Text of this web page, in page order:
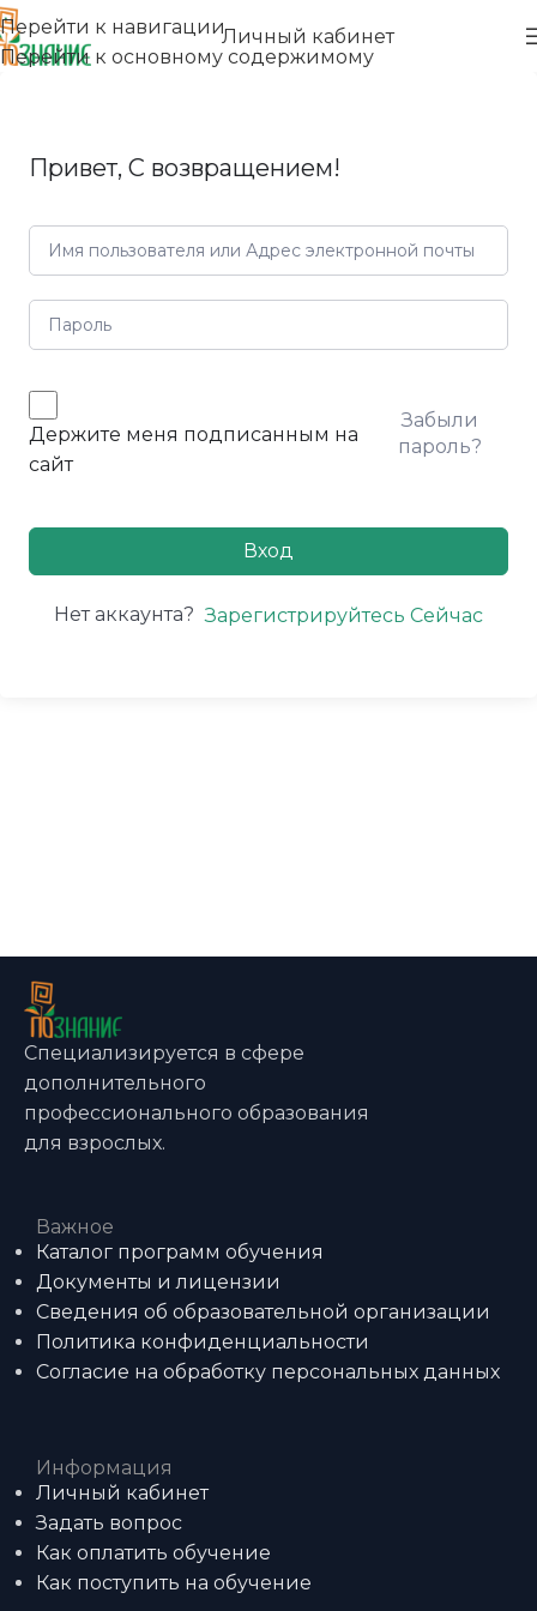
Перейти к навигации
Перейти к основному содержимому
Личный кабинет
Привет, С возвращением!
Держите меня подписанным на
сайт
Забыли
пароль?
Вход
Нет аккаунта? Зарегистрируйтесь Сейчас
Специализируется в сфере
дополнительного
профессионального образования
для взрослых.
Важное
Каталог программ обучения
Документы и лицензии
Сведения об образовательной организации
Политика конфиденциальности
Согласие на обработку персональных данных
Информация
Личный кабинет
Задать вопрос
Как оплатить обучение
Как поступить на обучение